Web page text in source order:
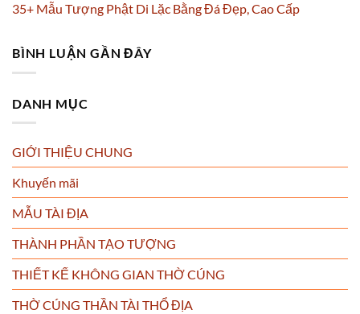
35+ Mẫu Tượng Phật Di Lặc Bằng Đá Đẹp, Cao Cấp
BÌNH LUẬN GẦN ĐÂY
DANH MỤC
GIỚI THIỆU CHUNG
Khuyến mãi
MẪU TÀI ĐỊA
THÀNH PHẦN TẠO TƯỢNG
THIẾT KẾ KHÔNG GIAN THỜ CÚNG
THỜ CÚNG THẦN TÀI THỔ ĐỊA